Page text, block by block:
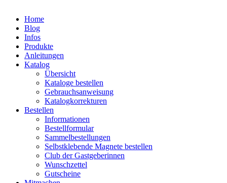
Home
Blog
Infos
Produkte
Anleitungen
Katalog
Übersicht
Kataloge bestellen
Gebrauchsanweisung
Katalogkorrekturen
Bestellen
Informationen
Bestellformular
Sammelbestellungen
Selbstklebende Magnete bestellen
Club der Gastgeberinnen
Wunschzettel
Gutscheine